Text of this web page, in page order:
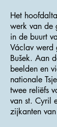
Het
werk van de
in de buurt
Václav werd
Bušek. Aan
beelden en
nationale
twee reliëfs
van st. Cyril
zijkanten